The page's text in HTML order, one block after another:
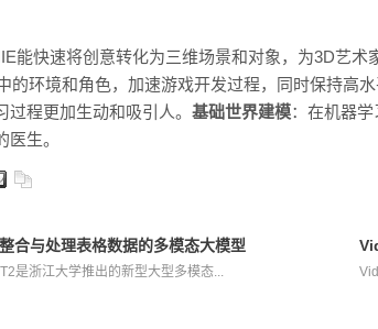
能快速将创意转化为三维场景和对象，为3D艺术
的环境和角色，加速游戏开发过程，同时保持高水
程更加生动和吸引人。 基础世界建模：在机器
生。
合与处理表格数据的多模态大模型
是浙江大学推出的新型大型多模态...